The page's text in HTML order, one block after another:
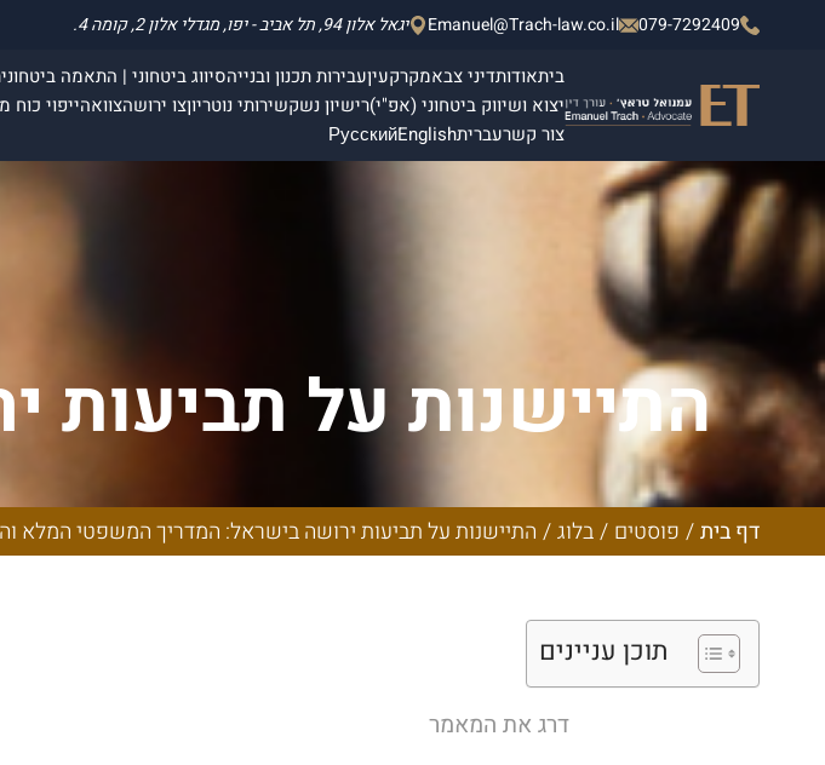
079-7292409
Emanuel@Trach-law.co.il יגאל אלון 94, תל אביב - יפו, מגדלי אלון 2, קומה 4.
ביתאודותדיני צבאמקרקעיןעבירות תכנון ובנייהסיווג ביטחוני | התאמה
יצוא ושיווק ביטחוני (אפ"י)רישיון נשקשירותי נוטריוןצו ירושהצוואהייפוי
צור קשרעבריתEnglish
Русский
התיישנות על תביעות
המשפטי המלא דף בית/ פוסטים /בלוג/ התיישנות על תביעות ירושה בישראל: המדריך המשפטי המלא
תוכן עניינים
דרג את המאמר